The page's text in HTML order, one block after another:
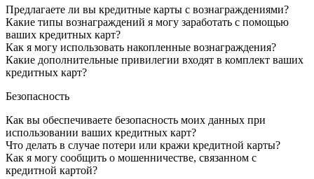
Предлагаете ли вы кредитные карты с вознаграждениями?
Какие типы вознаграждений я могу заработать с помощью
ваших кредитных карт?
Как я могу использовать накопленные вознаграждения?
Какие дополнительные привилегии входят в комплект ваших
кредитных карт?
Безопасность
Как вы обеспечиваете безопасность моих данных при
использовании ваших кредитных карт?
Что делать в случае потери или кражи кредитной карты?
Как я могу сообщить о мошенничестве, связанном с
кредитной картой?